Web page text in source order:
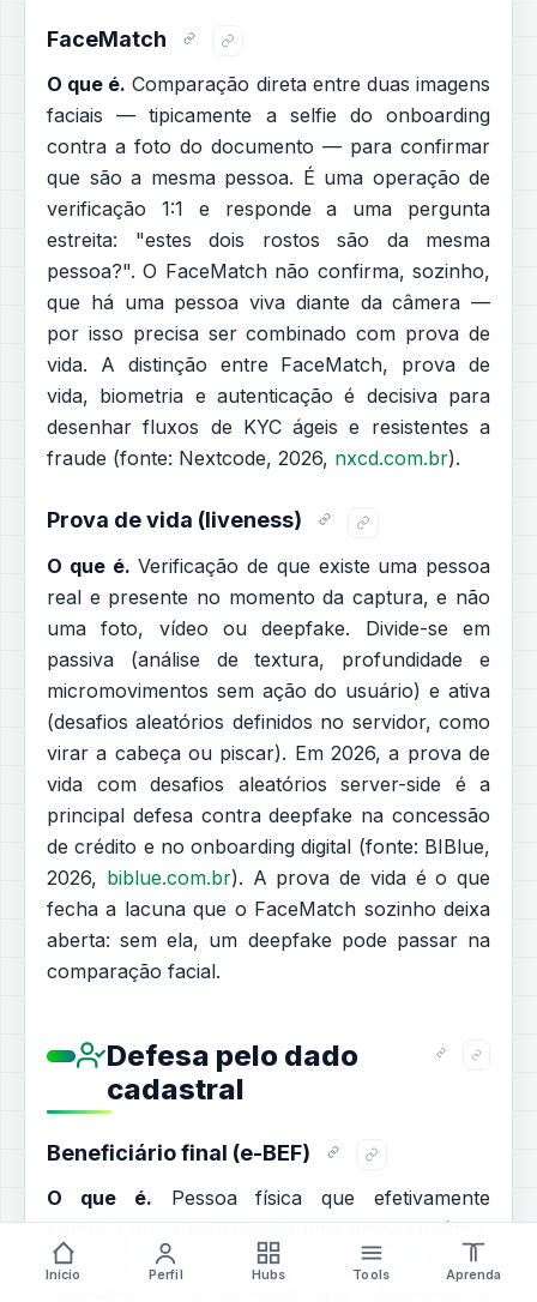
FaceMatch
O que é. Comparação direta entre duas imagens
faciais — tipicamente a selfie do onboarding
contra a foto do documento — para confirmar
que são a mesma pessoa. É uma operação de
verificação 1:1 e responde a uma pergunta
estreita: "estes dois rostos são da mesma
pessoa?". O FaceMatch não confirma, sozinho,
que há uma pessoa viva diante da câmera —
por isso precisa ser combinado com prova de
vida. A distinção entre FaceMatch, prova de
vida, biometria e autenticação é decisiva para
desenhar fluxos de KYC ágeis e resistentes a
fraude (fonte: Nextcode, 2026, nxcd.com.br).
Prova de vida (liveness)
O que é. Verificação de que existe uma pessoa
real e presente no momento da captura, e não
uma foto, vídeo ou deepfake. Divide-se em
passiva (análise de textura, profundidade e
micromovimentos sem ação do usuário) e ativa
(desafios aleatórios definidos no servidor, como
virar a cabeça ou piscar). Em 2026, a prova de
vida com desafios aleatórios server-side é a
principal defesa contra deepfake na concessão
de crédito e no onboarding digital (fonte: BIBlue,
2026, biblue.com.br). A prova de vida é o que
fecha a lacuna que o FaceMatch sozinho deixa
aberta: sem ela, um deepfake pode passar na
comparação facial.
Defesa pelo dado
cadastral
Beneficiário final (e-BEF)
O que é. Pessoa física que efetivamente
controla ou se beneficia de uma pessoa jurídica,
ainda que não conste formalmente no quadro
Início Perfil Hubs Tools Aprenda